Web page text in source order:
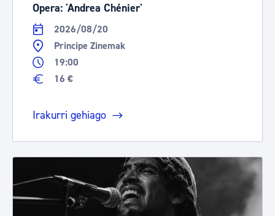
Opera: 'Andrea Chénier'
2026/08/20
Principe Zinemak
19:00
16 €
Irakurri gehiago